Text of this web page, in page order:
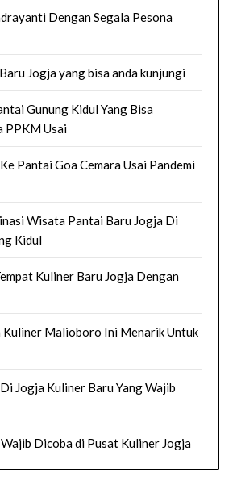
Dengan Segala Pesona
Jogja yang bisa anda kunjungi
Gunung Kidul Yang Bisa
PPKM Usai
Pantai Goa Cemara Usai Pandemi
Wisata Pantai Baru Jogja Di
Kidul
Kuliner Baru Jogja Dengan
Kuliner Malioboro Ini Menarik Untuk
Jogja Kuliner Baru Yang Wajib
Dicoba di Pusat Kuliner Jogja